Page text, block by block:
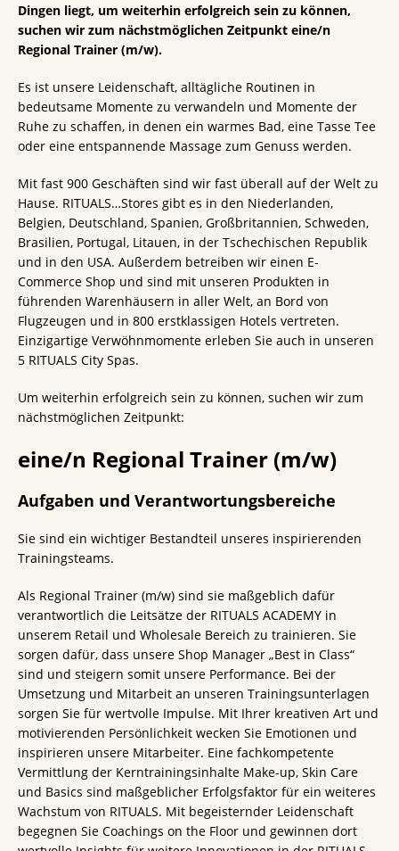
Dingen liegt, um weiterhin erfolgreich sein zu können,
suchen wir zum nächstmöglichen Zeitpunkt eine/n
Regional Trainer (m/w).
Es ist unsere Leidenschaft, alltägliche Routinen in
bedeutsame Momente zu verwandeln und Momente der
Ruhe zu schaffen, in denen ein warmes Bad, eine Tasse Tee
oder eine entspannende Massage zum Genuss werden.
Mit fast 900 Geschäften sind wir fast überall auf der Welt zu
Hause. RITUALS…Stores gibt es in den Niederlanden,
Belgien, Deutschland, Spanien, Großbritannien, Schweden,
Brasilien, Portugal, Litauen, in der Tschechischen Republik
und in den USA. Außerdem betreiben wir einen E-
Commerce Shop und sind mit unseren Produkten in
führenden Warenhäusern in aller Welt, an Bord von
Flugzeugen und in 800 erstklassigen Hotels vertreten.
Einzigartige Verwöhnmomente erleben Sie auch in unseren
5 RITUALS City Spas.
Um weiterhin erfolgreich sein zu können, suchen wir zum
nächstmöglichen Zeitpunkt:
eine/n Regional Trainer (m/w)
Aufgaben und Verantwortungsbereiche
Sie sind ein wichtiger Bestandteil unseres inspirierenden
Trainingsteams.
Als Regional Trainer (m/w) sind sie maßgeblich dafür
verantwortlich die Leitsätze der RITUALS ACADEMY in
unserem Retail und Wholesale Bereich zu trainieren. Sie
sorgen dafür, dass unsere Shop Manager „Best in Class“
sind und steigern somit unsere Performance. Bei der
Umsetzung und Mitarbeit an unseren Trainingsunterlagen
sorgen Sie für wertvolle Impulse. Mit Ihrer kreativen Art und
motivierenden Persönlichkeit wecken Sie Emotionen und
inspirieren unsere Mitarbeiter. Eine fachkompetente
Vermittlung der Kerntrainingsinhalte Make-up, Skin Care
und Basics sind maßgeblicher Erfolgsfaktor für ein weiteres
Wachstum von RITUALS. Mit begeisternder Leidenschaft
begegnen Sie Coachings on the Floor und gewinnen dort